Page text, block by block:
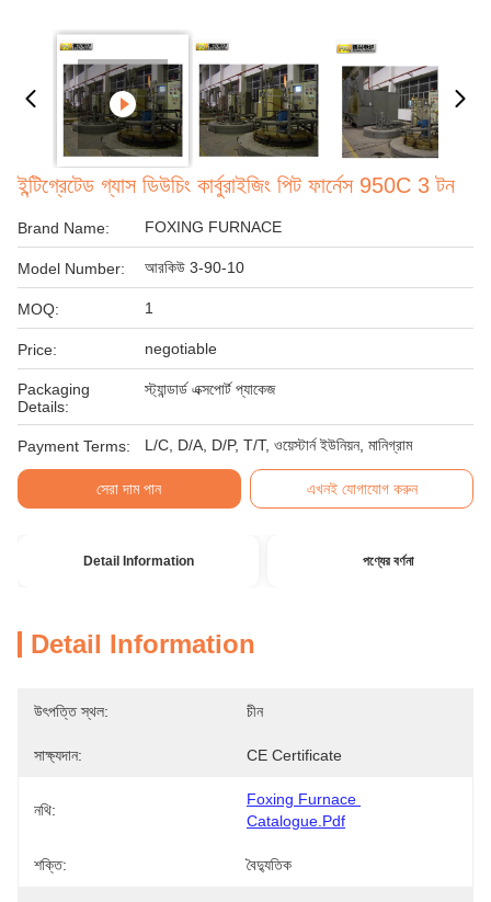
ইন্টিগ্রেটেড গ্যাস ডিউচিং কার্বুরাইজিং পিট ফার্নেস 950C 3 টন
Brand Name: FOXING FURNACE
Model Number: আরকিউ 3-90-10
MOQ: 1
Price: negotiable
Packaging
Details:
স্ট্যান্ডার্ড এক্সপোর্ট প্যাকেজ
Payment Terms: L/C, D/A, D/P, T/T, ওয়েস্টার্ন ইউনিয়ন, মানিগ্রাম
সেরা দাম পান এখনই যোগাযোগ করুন
Detail Information পণ্যের বর্ণনা
Detail Information
উৎপত্তি স্থল: চীন
সাক্ষ্যদান: CE Certificate
নথি:
Foxing Furnace
Catalogue.pdf
শক্তি: বৈদ্যুতিক